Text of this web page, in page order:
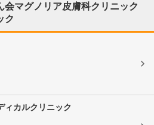
会マグノリア皮膚科クリニック
ク
ィカルクリニック